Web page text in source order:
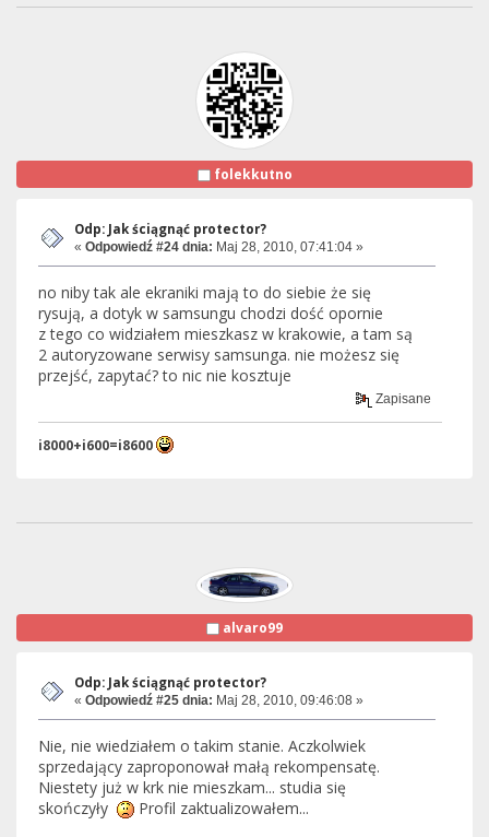
folekkutno
Odp: Jak ściągnąć protector?
« Odpowiedź #24 dnia: Maj 28, 2010, 07:41:04 »
no niby tak ale ekraniki mają to do siebie że się
rysują, a dotyk w samsungu chodzi dość opornie
z tego co widziałem mieszkasz w krakowie, a tam są
2 autoryzowane serwisy samsunga. nie możesz się
przejść, zapytać? to nic nie kosztuje
Zapisane
i8000+i600=i8600
alvaro99
Odp: Jak ściągnąć protector?
« Odpowiedź #25 dnia: Maj 28, 2010, 09:46:08 »
Nie, nie wiedziałem o takim stanie. Aczkolwiek
sprzedający zaproponował małą rekompensatę.
Niestety już w krk nie mieszkam... studia się
skończyły
Profil zaktualizowałem...